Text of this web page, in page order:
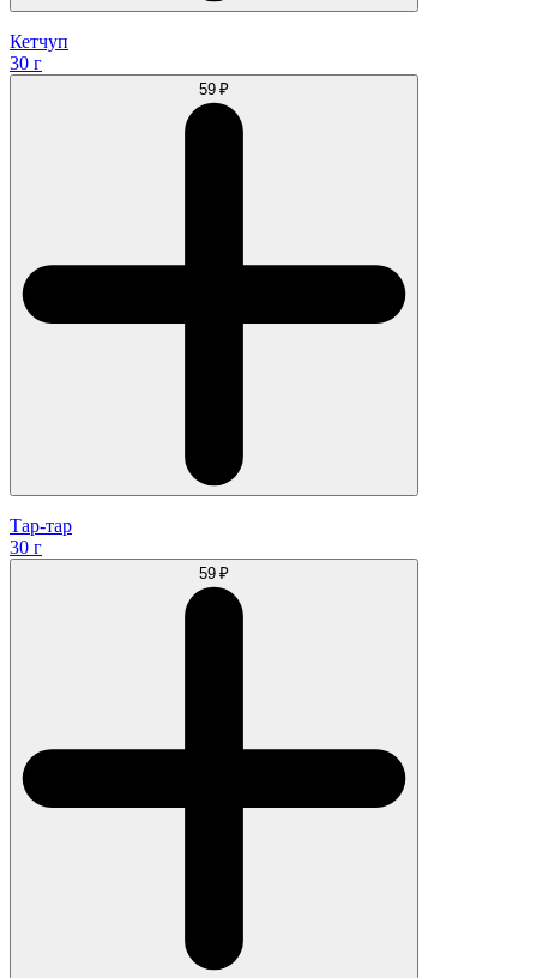
Кетчуп
30 г
59 ₽
Тар-тар
30 г
59 ₽